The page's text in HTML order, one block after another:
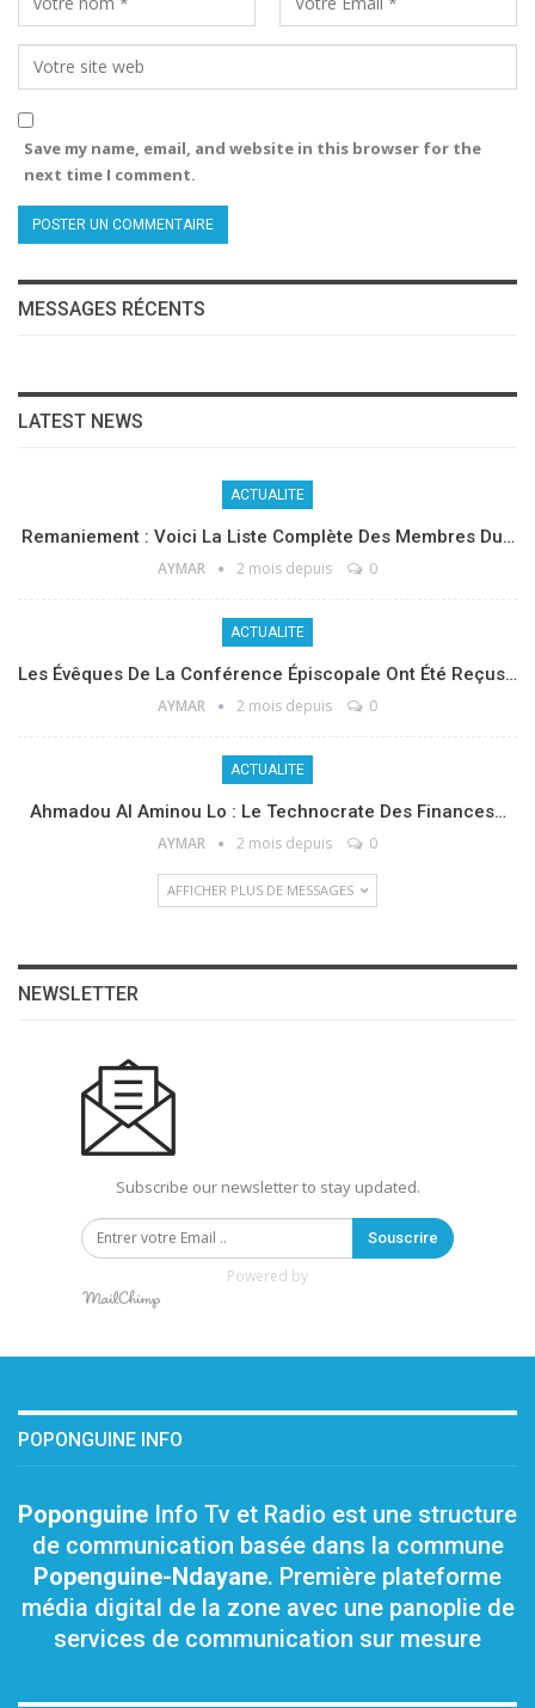
Save my name, email, and website in this browser for the
next time I comment.
MESSAGES RÉCENTS
LATEST NEWS
ACTUALITE
Remaniement : Voici La Liste Complète Des Membres Du…
AYMAR 2 mois depuis 0
ACTUALITE
Les Évêques De La Conférence Épiscopale Ont Été Reçus…
AYMAR 2 mois depuis 0
ACTUALITE
Ahmadou Al Aminou Lo : Le Technocrate Des Finances…
AYMAR 2 mois depuis 0
AFFICHER PLUS DE MESSAGES
NEWSLETTER
Subscribe our newsletter to stay updated.
Souscrire
Powered by
POPONGUINE INFO
Poponguine Info Tv et Radio est une structure
de communication basée dans la commune
Popenguine-Ndayane. Première plateforme
média digital de la zone avec une panoplie de
services de communication sur mesure